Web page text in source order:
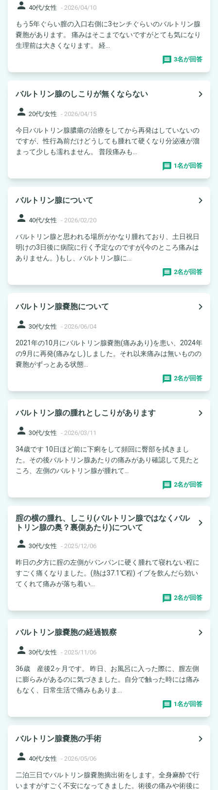
person 40代/女性 - 2026/04/10
もう5年ぐらい膣の入口右側に3センチぐらいのバルトリン腺
嚢胞があります。 痛みはそこまでないですがとても気になり
生理前は大きくなります。 経...
3名が回答
バルトリン腺のしこりが無くならない
navigate_next
person 20代/女性 - 2026/04/15
今日バルトリン腺膿瘍の治療をしてから再発はしていないの
ですが、性行為前だけどうしても腫れて硬くなり分泌液が溜
まって少しも濡れません。 普段痛みも...
1名が回答
バルトリン腺について
navigate_next
person 40代/女性 - 2026/02/20
バルトリン腺と思われる場所がかなり腫れており、土日祝日
明けの3日後に病院に行く予定なのですが(今のところ痛みは
ありません。)もし、バルトリン腺に...
2名が回答
バルトリン腺嚢胞について
navigate_next
person 30代/女性 - 2026/06/04
2021年の10月にバルトリン腺嚢胞(痛みあり)を患い、2024年
の9月に再発(痛みなし)しました。それ以来痛みは無いものの
嚢胞がずっとある状態...
2名が回答
バルトリン腺の腫れとしこりがあります
navigate_next
person 30代/女性 - 2026/03/11
34歳です 10日ほど前に下痢をして頻回に臀部を拭きまし
た。その後バルトリン腺あたりの痛みがあり確認して見たと
ころ、左側のバルトリン腺が腫れて...
2名が回答
腟の横の腫れ、しこり(バルトリン腺ではなくバル
トリン腺の奥？裏側あたり)について
navigate_next
person 30代/女性 - 2025/12/06
昨日の夕方に腟の左側がパンパンに硬く腫れて寝れない程に
すごく痛くなりました。(熱は37.1℃程) イブを飲んだら効い
てくれて痛みが落ち着い...
2名が回答
バルトリン腺嚢胞の経過観察
navigate_next
person 30代/女性 - 2025/11/06
36歳 産後2ヶ月です。 昨日、お風呂に入った際に、膣左側
に膨らみがあるのに気づきました。自分で触った時には痛み
もなく、日常生活で痛みもありま...
1名が回答
バルトリン腺嚢胞の手術
navigate_next
person 40代/女性 - 2026/05/06
二泊三日でバルトリン腺嚢胞摘出術をします。全身麻酔で行
いますがすごく不安になってきました。術後の痛みや術後に